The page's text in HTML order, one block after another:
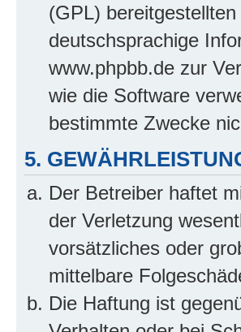
(GPL)
deutschsprachige
www.phpbb.de zur
wie die Software
bestimmte Zwecke
5.
Der Betreiber haftet
der Verletzung
vorsätzliches oder
mittelbare
Die Haftung ist